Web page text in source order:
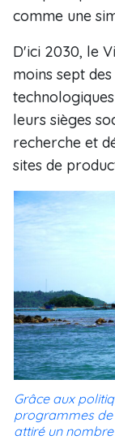
comme une
D'ici 2030, le
moins sept
leurs sièges
recherche et
sites de
Grâce aux
programmes
attiré un